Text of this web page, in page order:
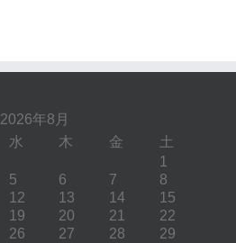
2026年8月
水 木 金 土
1
5 6 7
8
12 13 14
15
19 20 21
22
26 27 28
29